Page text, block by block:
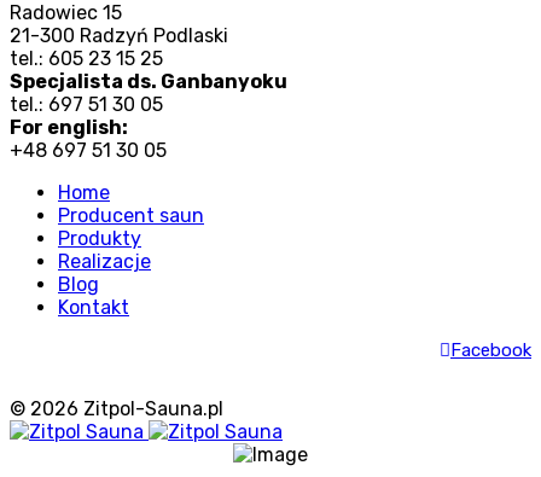
Radowiec 15
21-300 Radzyń Podlaski
tel.: 605 23 15 25
Specjalista ds. Ganbanyoku
tel.: 697 51 30 05
For english:
+48 697 51 30 05
Home
Producent saun
Produkty
Realizacje
Blog
Kontakt
Facebook
© 2026 Zitpol-Sauna.pl